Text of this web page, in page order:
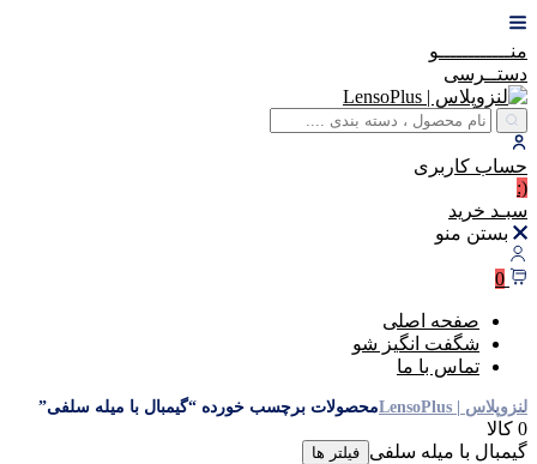
منــــــــــــو
دستــرسی
حساب کاربری
(:
سبـد خرید
بستن منو
0
صفحه اصلی
شگفت انگیز شو
تماس با ما
لنزوپلاس | LensoPlus محصولات برچسب خورده “گیمبال با میله سلفی”
0 کالا
گیمبال با میله سلفی فیلتر ها